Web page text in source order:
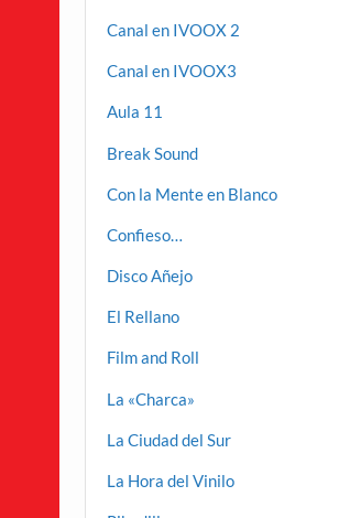
Canal en IVOOX 2
Canal en IVOOX3
Aula 11
Break Sound
Con la Mente en Blanco
Confieso…
Disco Añejo
El Rellano
Film and Roll
La «Charca»
La Ciudad del Sur
La Hora del Vinilo